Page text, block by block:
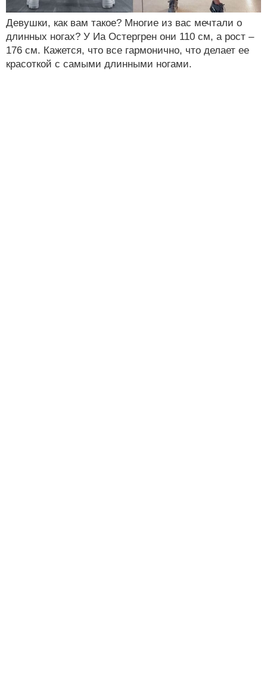
Девушки, как вам такое? Многие из вас мечтали о
длинных ногах? У Иа Остергрен они 110 см, а рост –
176 см. Кажется, что все гармонично, что делает ее
красоткой с самыми длинными ногами.